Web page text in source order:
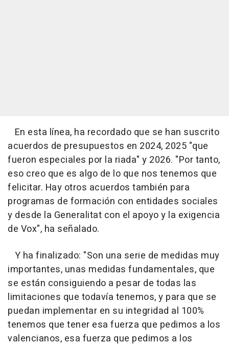
En esta línea, ha recordado que se han suscrito
acuerdos de presupuestos en 2024, 2025 "que
fueron especiales por la riada" y 2026. "Por tanto,
eso creo que es algo de lo que nos tenemos que
felicitar. Hay otros acuerdos también para
programas de formación con entidades sociales
y desde la Generalitat con el apoyo y la exigencia
de Vox", ha señalado.
Y ha finalizado: "Son una serie de medidas muy
importantes, unas medidas fundamentales, que
se están consiguiendo a pesar de todas las
limitaciones que todavía tenemos, y para que se
puedan implementar en su integridad al 100%
tenemos que tener esa fuerza que pedimos a los
valencianos, esa fuerza que pedimos a los